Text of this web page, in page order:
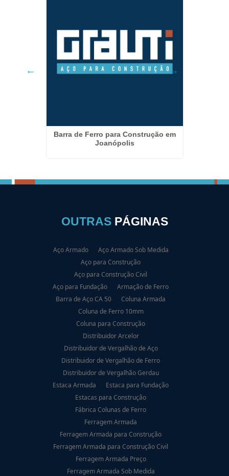
Barra de Ferro para Construção em
Joanópolis
OUTRAS PÁGINAS
Aço Armado
Aço Armado Sob Medida
Aço para Construção
Aço para Construção Civil
Aço para Fundação
Armação de Ferro
Barra de Aço CA 50
Coluna Armada
Coluna de Ferro 10mm
Coluna para Construção
Distribuidor Arcelor
Distribuidor de Vergalhão de Aço
Distribuidor de Vergalhão de Ferro
Distribuidor de Vergalhão Gerdau
Estaca Armada
Estaca para Fundação
Estacas para Construção
Fábrica Colunas de Ferro
Ferragem Armada
Ferragem Armada para Construção
Ferragem Armada para Construção Civil
Ferragem Armada Preço
Ferragem Armada Sob Medida